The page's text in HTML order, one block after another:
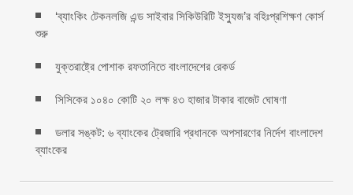
‘ব্যাংকিং টেকনলজি এন্ড সাইবার সিকিউরিটি ইস্যুজ’র বহিঃপ্রশিক্ষণ কোর্স
শুরু
যুক্তরাষ্ট্রে পোশাক রফতানিতে বাংলাদেশের রেকর্ড
সিসিকের ১০৪০ কোটি ২০ লক্ষ ৪৩ হাজার টাকার বাজেট ঘোষণা
ডলার সঙ্কট: ৬ ব্যাংকের ট্রেজারি প্রধানকে অপসারণের নির্দেশ বাংলাদেশ
ব্যাংকের